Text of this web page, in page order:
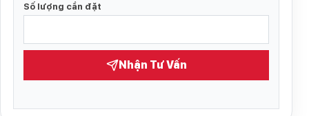
Số lượng cần đặt
Nhận Tư Vấn